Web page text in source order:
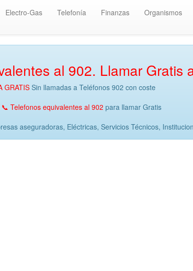
Electro-Gas Telefonía Finanzas Organismos
al 902. Llamar Gratis
GRATIS Sin llamadas a Teléfonos 902 con coste
📞 Telefonos equivalentes al 902 para llamar Gratis
aseguradoras, Eléctricas, Servicios Técnicos,